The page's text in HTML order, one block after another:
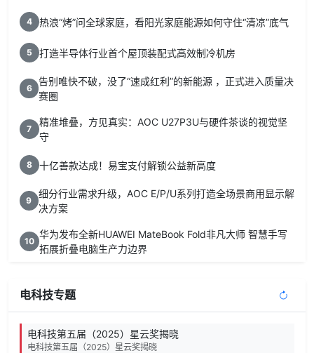
4 热浪“烤”问全球家庭，看阳光家庭能源如何守住“清凉”底气
5 打造半导体行业首个屋顶装配式高效制冷机房
6
告别唯快不破，没了“速成红利”的新能源 ，正式进入质量决
赛圈
7
精准堆叠，方见真实：AOC U27P3U与硬件茶谈的视觉坚
守
8 十亿善款达成！易宝支付解锁公益新高度
9
细分行业需求升级，AOC E/P/U系列打造全场景商用显示解
决方案
10
华为发布全新HUAWEI MateBook Fold非凡大师 智慧手写
拓展折叠电脑生产力边界
电科技专题
电科技第五届（2025）星云奖揭晓
电科技第五届（2025）星云奖揭晓